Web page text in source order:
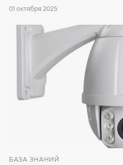
01 октября 2025
БАЗА ЗНАНИЙ